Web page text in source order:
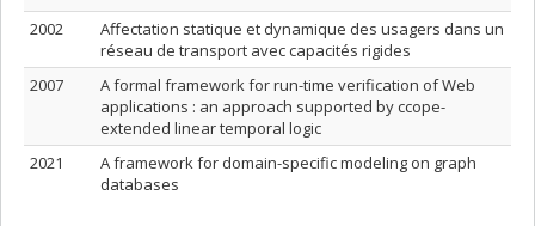
2002
Affectation statique et dynamique des usagers dans un
réseau de transport avec capacités rigides
2007
A formal framework for run-time verification of Web
applications : an approach supported by ccope-
extended linear temporal logic
2021
A framework for domain-specific modeling on graph
databases